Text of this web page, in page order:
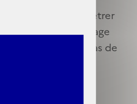
moment paramétrer
rendant sur la page
accessible en bas de
charte